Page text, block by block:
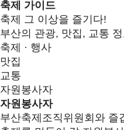
축제 가이드
축제 그 이상을 즐기다!
부산의 관광, 맛집, 교통
축제 · 행사
맛집
교통
자원봉사자
자원봉사자
부산축제조직위원회와 즐